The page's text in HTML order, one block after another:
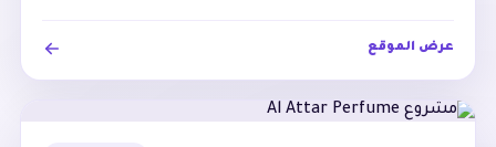
عرض الموقع